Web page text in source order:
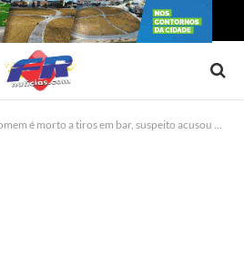
em bar, suspeito acusou vítima de ter tido relação amorosa com companheira dele